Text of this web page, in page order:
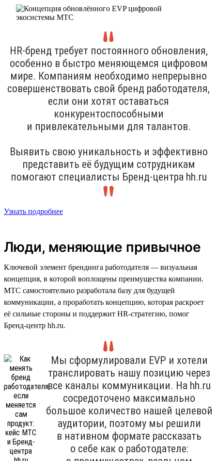
HR-бренд требует постоянного обновления,
особенно в быстро меняющемся цифровом
мире. Компаниям необходимо непрерывно
совершенствовать свой бренд работодателя,
если они хотят оставаться
конкурентоспособными
и привлекательными для талантов.
Выявить свою уникальность и эффективно
представить её будущим сотрудникам
помогают специалисты Бренд-центра hh.ru
Узнать подробнее
Люди, меняющие привычное
Ключевой элемент брендинга работодателя — визуальная
концепция, в которой воплощены преимущества компании.
МТС самостоятельно разработала базу для будущей
коммуникации, а проработать концепцию, которая раскроет
её сильные стороны и поддержит HR-стратегию, помог
Бренд-центр hh.ru.
Мы сформулировали EVP и хотели
транслировать нашу позицию через
все каналы коммуникации. На hh.ru
сосредоточено максимально
большое количество нашей целевой
аудитории, поэтому мы решили
в нативном формате рассказать
о себе как о работодателе: